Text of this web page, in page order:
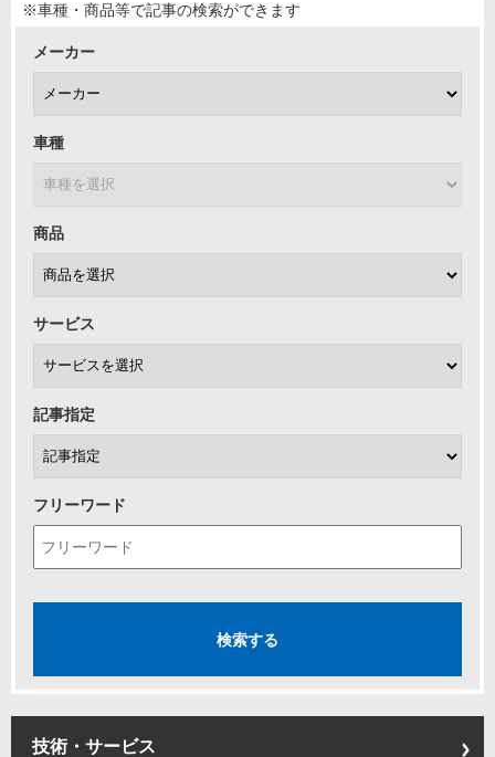
※車種・商品等で記事の検索ができます
メーカー
車種
商品
サービス
記事指定
フリーワード
技術・サービス